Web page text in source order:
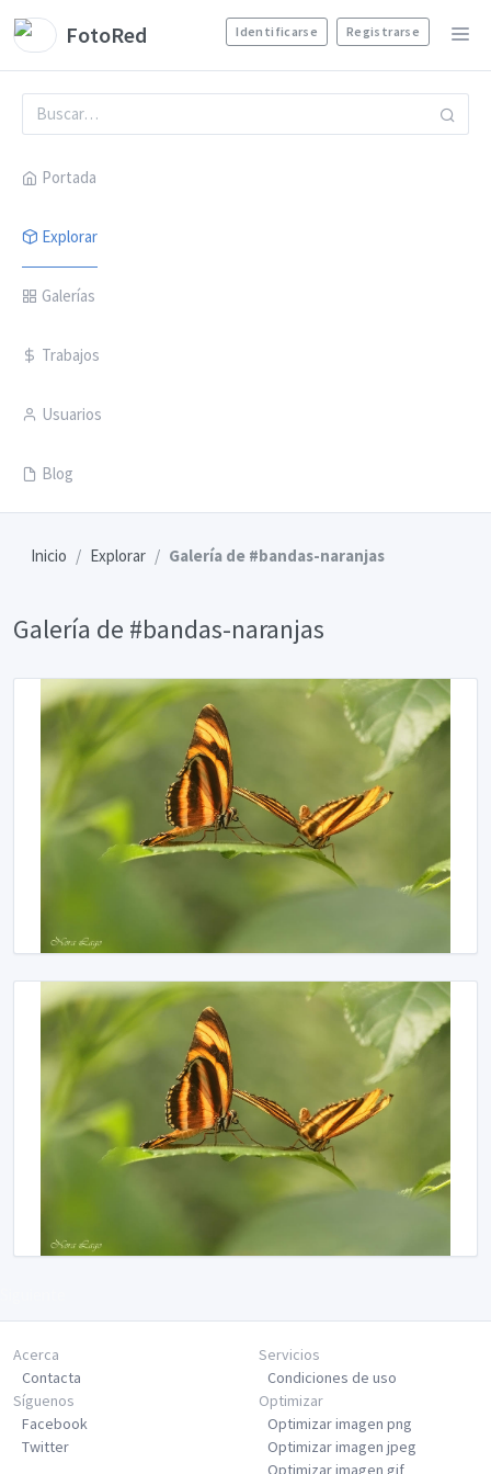
FotoRed Identificarse Registrarse
Portada
Explorar
Galerías
Trabajos
Usuarios
Blog
Inicio Explorar Galería de #bandas-naranjas
Galería de #bandas-naranjas
Acerca
Contacta
Servicios
Condiciones de uso
Síguenos
Facebook
Twitter
Optimizar
Optimizar imagen png
Optimizar imagen jpeg
Optimizar imagen gif